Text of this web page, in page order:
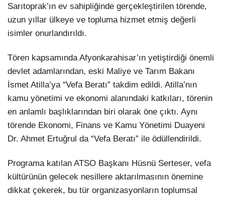
Sarıtoprak’ın ev sahipliğinde gerçekleştirilen törende,
uzun yıllar ülkeye ve topluma hizmet etmiş değerli
isimler onurlandırıldı.
Tören kapsamında Afyonkarahisar’ın yetiştirdiği önemli
devlet adamlarından, eski Maliye ve Tarım Bakanı
İsmet Atilla’ya “Vefa Beratı” takdim edildi. Atilla’nın
kamu yönetimi ve ekonomi alanındaki katkıları, törenin
en anlamlı başlıklarından biri olarak öne çıktı. Aynı
törende Ekonomi, Finans ve Kamu Yönetimi Duayeni
Dr. Ahmet Ertuğrul da “Vefa Beratı” ile ödüllendirildi.
Programa katılan ATSO Başkanı Hüsnü Serteser, vefa
kültürünün gelecek nesillere aktarılmasının önemine
dikkat çekerek, bu tür organizasyonların toplumsal